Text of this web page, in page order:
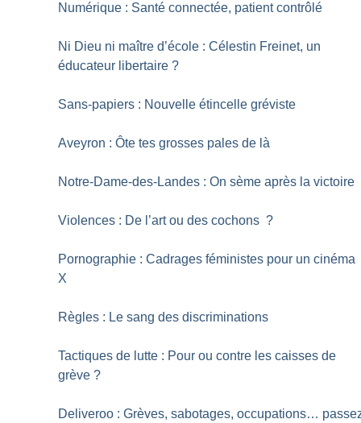
Numérique : Santé connectée, patient contrôlé
Ni Dieu ni maître d’école : Célestin Freinet, un
éducateur libertaire ?
Sans-papiers : Nouvelle étincelle gréviste
Aveyron : Ôte tes grosses pales de là
Notre-Dame-des-Landes : On sème après la victoire
Violences : De l’art ou des cochons ?
Pornographie : Cadrages féministes pour un cinéma
X
Règles : Le sang des discriminations
Tactiques de lutte : Pour ou contre les caisses de
grève ?
Deliveroo : Grèves, sabotages, occupations…